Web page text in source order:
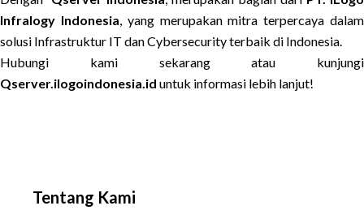
Infralogy Indonesia, yang merupakan mitra terpercaya dalam
solusi Infrastruktur IT dan Cybersecurity terbaik di Indonesia.
Hubungi kami sekarang atau kunjungi
Qserver.ilogoindonesia.id untuk informasi lebih lanjut!
Tentang Kami